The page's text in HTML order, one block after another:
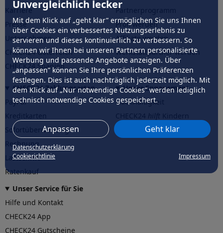
Unvergleichlich lecker
Mit dem Klick auf „geht klar” ermöglichen Sie uns Ihnen
über Cookies ein verbessertes Nutzungserlebnis zu
servieren und dieses kontinuierlich zu verbessern. So
können wir Ihnen bei unseren Partnern personalisierte
Werbung und passende Angebote anzeigen. Über
„anpassen” können Sie Ihre persönlichen Präferenzen
festlegen. Dies ist auch nachträglich jederzeit möglich. Mit
dem Klick auf „Nur notwendige Cookies” werden lediglich
technisch notwendige Cookies gespeichert.
Anpassen Geht klar
Datenschutzerklärung
Cookierichtlinie
Impressum
Karriere
Presse
Unternehmen
CHECK24 Österreich
CHECK24 Spanien
Partnerprogramm
Profi werden
Affiliate werden
Werkstattpartner werden
CHECK24 Zahlungsarten
PayPal
Sofortüberweisung
Rechnung
Lastschrift
Ratenkauf
Unser Engagement
Nachhaltigkeit
CHECK24hilftder Natur
Unser Service für Sie
Hilfe und Kontakt
CHECK24 App
CHECK24 Gutscheine